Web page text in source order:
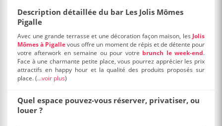
Description détaillée du bar Les Jolis Mômes
Pigalle
Avec une grande terrasse et une décoration façon maison, les Jolis
Mômes à Pigallevous offre un moment de répis et de détente pour
votre afterwork en semaine ou pour votre brunch le week-end.
Face à une charmante petite place, vous pourrez apprécier les prix
attractifs en happy hour et la qualité des produits proposés sur
place.(...voir plus)
Quel espace pouvez-vous réserver, privatiser, ou
louer ?